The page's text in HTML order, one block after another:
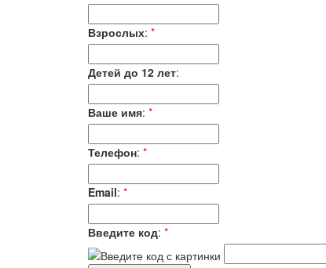
Взрослых: *
Детей до 12 лет:
Ваше имя: *
Телефон: *
Email: *
Введите код: *